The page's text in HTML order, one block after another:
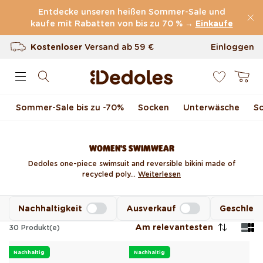
Direkt zum Inhalt
Entdecke unseren heißen Sommer-Sale und
kaufe mit Rabatten von bis zu 70 % → Einkaufe
(60.227 Bewertungen)
Kostenloser Versand ab 59 €
100 Tage Rückgaberecht
Einloggen
Sommer-Sale bis zu -70 % Socken Unterwäsche
WOMEN'S SWIMWEAR
Dedoles one-piece swimsuit and reversible bikini made of
recycled poly... Weiterlesen
Nachhaltigkeit Ausverkauf
30 Produkt(e) Am relevantesten
Nachhaltig Nachhaltig